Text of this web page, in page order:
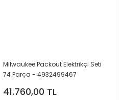
Milwaukee Packout Elektrikçi Seti
74 Parça - 4932499467
41.760,00 TL